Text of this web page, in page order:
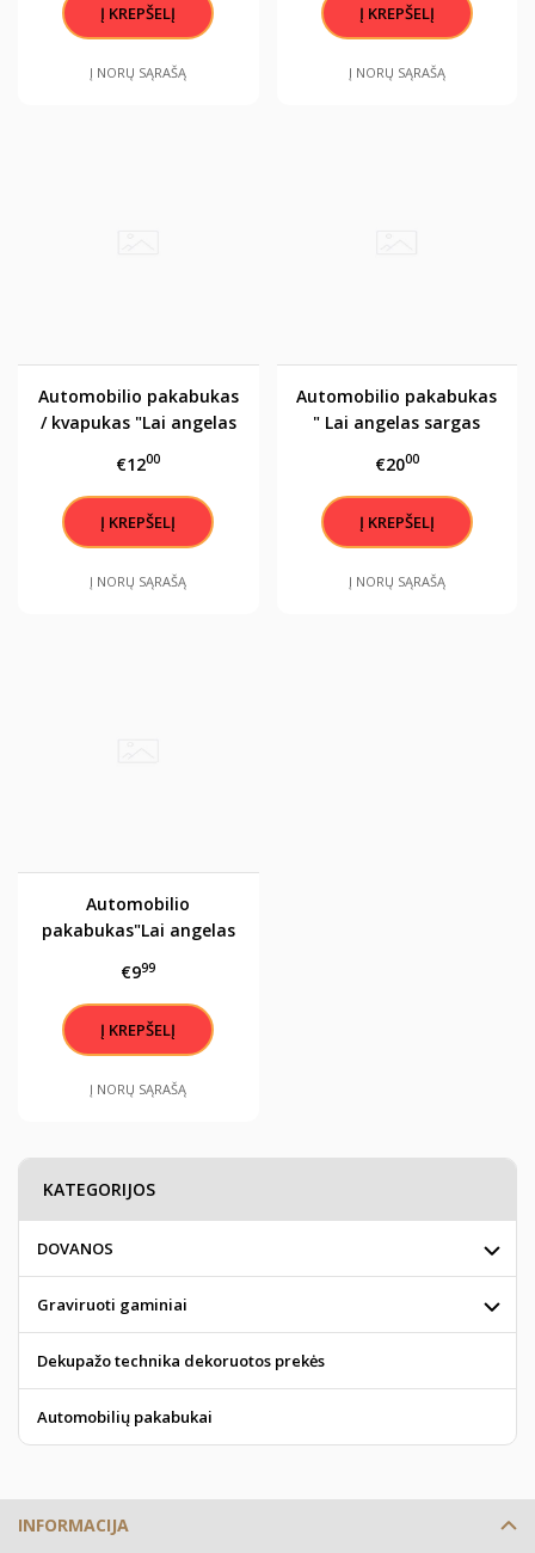
Į NORŲ SĄRAŠĄ Į NORŲ SĄRAŠĄ
Automobilio pakabukas
/ kvapukas "Lai angelas
saugo" Wolksvagen
€1200
Į NORŲ SĄRAŠĄ
Automobilio pakabukas
" Lai angelas sargas
€2000
Į NORŲ SĄRAŠĄ
Automobilio
pakabukas"Lai angelas
saugo"
€999
Į NORŲ SĄRAŠĄ
KATEGORIJOS
DOVANOS
Graviruoti gaminiai
Dekupažo technika dekoruotos prekės
Automobilių pakabukai
INFORMACIJA